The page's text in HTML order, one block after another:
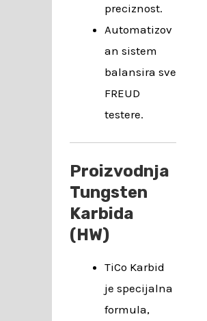
preciznost.
Automatizov
an sistem
balansira sve
FREUD
testere.
Proizvodnja
Tungsten
Karbida
(HW)
TiCo Karbid
je specijalna
formula,